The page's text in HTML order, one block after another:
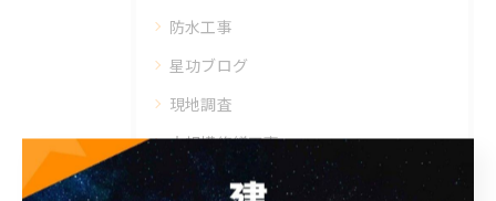
防水工事
星功ブログ
現地調査
大規模修繕工事